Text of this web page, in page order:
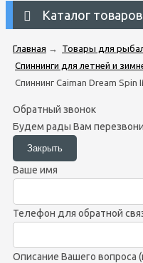
Каталог товаров
Главная → Товары для
Спиннинги для летней и
Спиннинг Caiman Dream Spin
Обратный звонок
Будем рады Вам
Ваше имя
Телефон для обратной
Описание Вашего вопроса